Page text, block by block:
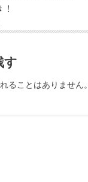
す
ることはありません。